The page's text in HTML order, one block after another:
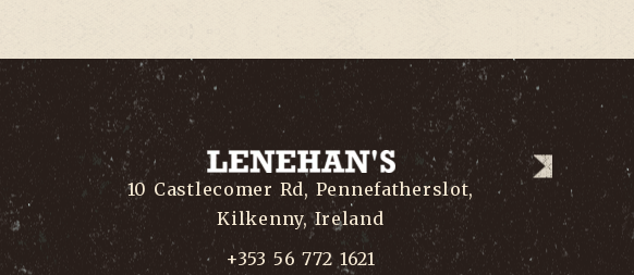
10 Castlecomer Rd, Pennefatherslot,
Kilkenny, Ireland
+353 56 772 1621